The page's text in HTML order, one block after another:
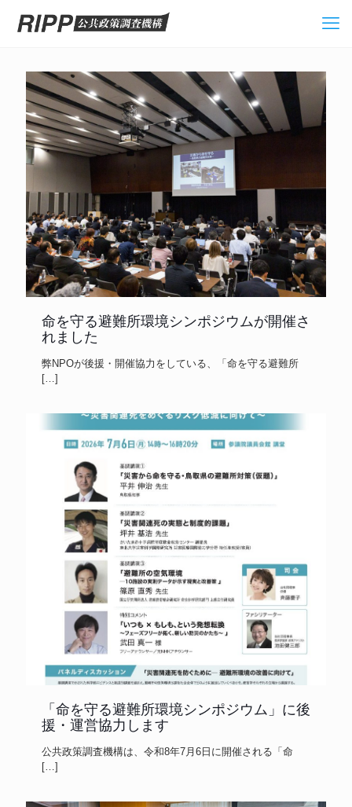
命を守る避難所環境シンポジウムが開催さ
れました
弊NPOが後援・開催協力をしている、「命を守る避難所
[…]
「命を守る避難所環境シンポジウム」に後
援・運営協力します
公共政策調査機構は、令和8年7月6日に開催される「命
[…]